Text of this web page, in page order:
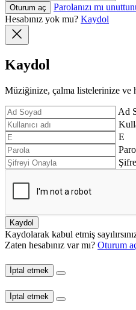
Oturum aç
Parolanızı mı
Hesabınız yok mu? Kaydol
Kaydol
Müziğinize, çalma listelerinize ve
Ad
E
Kaydol
Kaydolarak kabul etmiş
Zaten hesabınız var mı? Oturum
İptal etmek
İptal etmek